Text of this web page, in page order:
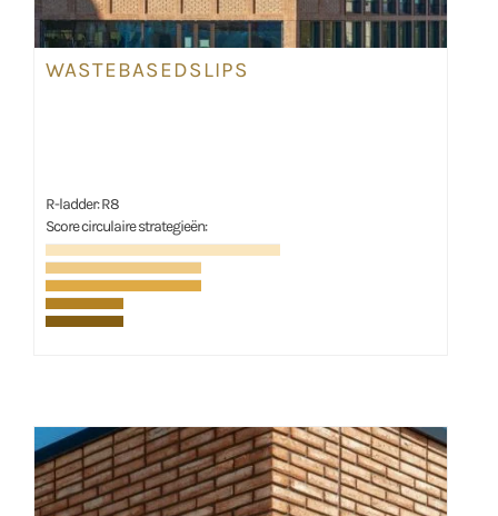
WASTEBASEDSLIPS
R-ladder: R8
Score circulaire strategieën: